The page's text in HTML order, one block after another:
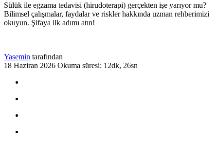
Sülük ile egzama tedavisi (hirudoterapi) gerçekten işe yarıyor mu?
Bilimsel çalışmalar, faydalar ve riskler hakkında uzman rehberimizi
okuyun. Şifaya ilk adımı atın!
Yasemin tarafından
18 Haziran 2026 Okuma süresi: 12dk, 26sn